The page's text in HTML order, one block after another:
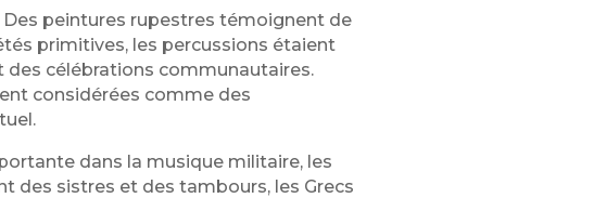
peintures rupestres témoignent de
primitives, les percussions étaient
des célébrations communautaires.
considérées comme des
dans la musique militaire, les
des sistres et des tambours, les Grecs